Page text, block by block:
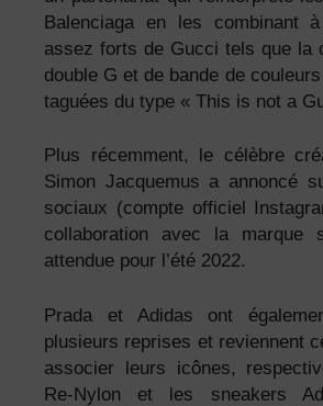
Balenciaga en les combinant
assez forts de Gucci tels que la
double G et de bande de
taguées du type « This is not a
Plus récemment, le célèbre
Simon Jacquemus a annoncé
sociaux (compte officiel
collaboration avec la marque
attendue pour l’été 2022.
Prada et Adidas ont
plusieurs reprises et reviennent
associer leurs icônes,
Re-Nylon et les sneakers